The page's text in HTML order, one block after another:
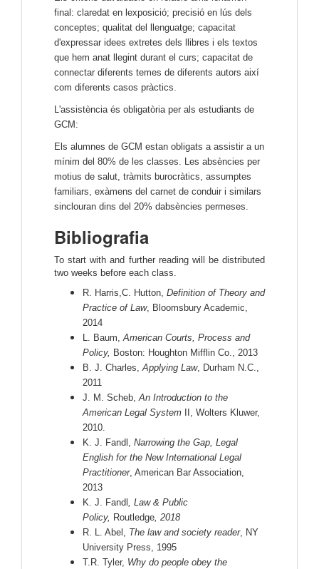
final: claredat en lexposició; precisió en lús dels
conceptes; qualitat del llenguatge; capacitat
d'expressar idees extretes dels llibres i els textos
que hem anat llegint durant el curs; capacitat de
connectar diferents temes de diferents autors així
com diferents casos pràctics.
L'assistència és obligatòria per als estudiants de
GCM:
Els alumnes de GCM estan obligats a assistir a un
mínim del 80% de les classes. Les absències per
motius de salut, tràmits burocràtics, assumptes
familiars, exàmens del carnet de conduir i similars
sinclouran dins del 20% dabsències permeses.
Bibliografia
To start with and further reading will be distributed
two weeks before each class.
R. Harris,C. Hutton, Definition of Theory and
Practice of Law, Bloomsbury Academic,
2014
L. Baum,American Courts, Process and
Policy, Boston: Houghton Mifflin Co., 2013
B. J. Charles,Applying Law, Durham N.C.,
2011
J. M. Scheb,An Introduction to the
American Legal System II, Wolters Kluwer,
2010.
K. J. Fandl, Narrowing the Gap, Legal
English for the New International Legal
Practitioner, American Bar Association,
2013
K. J. Fandl , Law & Public
Policy, Routledge, 2018
R. L. Abel, The law and society reader, NY
University Press, 1995
T.R. Tyler, Why do people obey the